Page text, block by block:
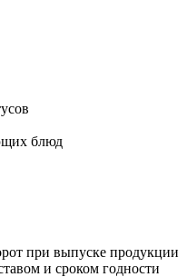
блюд
при выпуске продукции
и сроком годности